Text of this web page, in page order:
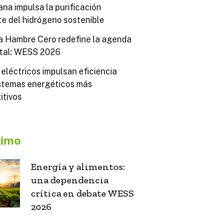
impulsa la purificación
del hidrógeno sostenible
Hambre Cero redefine la agenda
WESS 2026
impulsan eficiencia
energéticos más
Energía y alimentos:
una dependencia
crítica en debate WESS
2026